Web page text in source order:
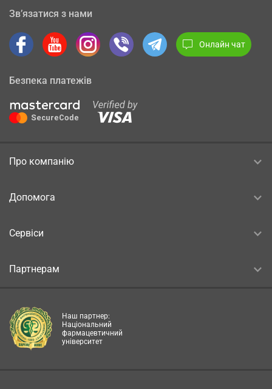
Зв’язатися з нами
Онлайн чат
Безпека платежів
Про компанію
Допомога
Сервіси
Партнерам
Наш партнер:
Національний
фармацевтичний
університет